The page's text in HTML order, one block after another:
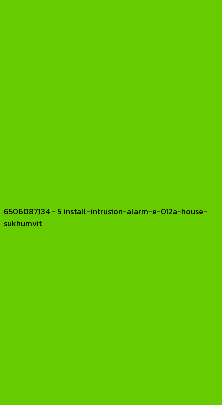
6506087,134 - 5 install-intrusion-alarm-e-012a-house-
sukhumvit